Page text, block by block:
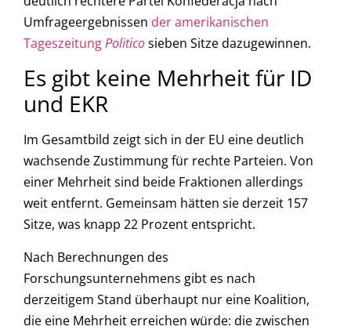
Umfrageergebnissen der amerikanischen
TageszeitungPoliticosieben Sitze dazugewinnen.
Es gibt keine Mehrheit für ID
und EKR
Im Gesamtbild zeigt sich in der EU eine deutlich
wachsende Zustimmung für rechte Parteien. Von
einer Mehrheit sind beide Fraktionen allerdings
weit entfernt. Gemeinsam hätten sie derzeit 157
Sitze, was knapp 22 Prozent entspricht.
Nach Berechnungen des
Forschungsunternehmens gibt es nach
derzeitigem Stand überhaupt nur eine Koalition,
die eine Mehrheit erreichen würde: die zwischen